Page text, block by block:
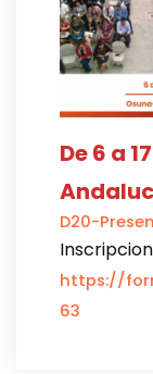
De 6 a
D20-
https://
63